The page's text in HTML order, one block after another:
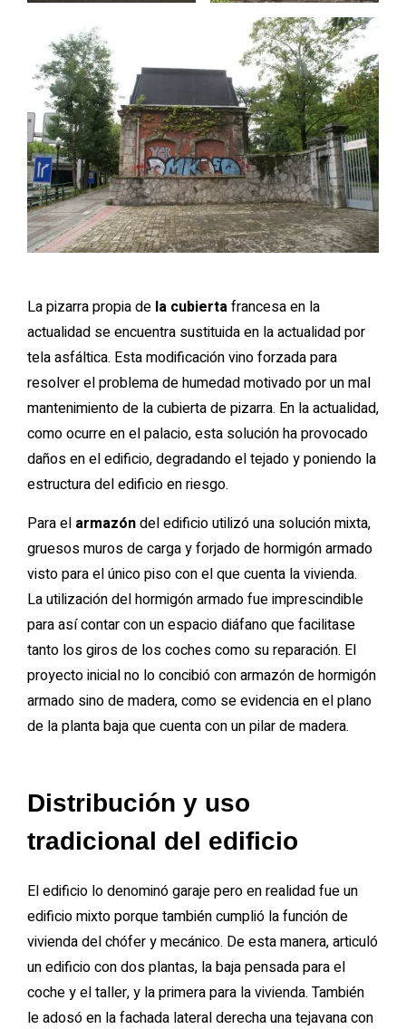
La pizarra propia de la cubiertafrancesa en la
actualidad se encuentra sustituida en la actualidad por
tela asfáltica. Esta modificación vino forzada para
resolver el problema de humedad motivado por un mal
mantenimiento de la cubierta de pizarra. En la actualidad,
como ocurre en el palacio, esta solución ha provocado
daños en el edificio, degradando el tejado y poniendo la
estructura del edificio en riesgo.
Para el armazóndel edificio utilizó una solución mixta,
gruesos muros de carga y forjado de hormigón armado
visto para el único piso con el que cuenta la vivienda.
La utilización del hormigón armado fue imprescindible
para así contar con un espacio diáfano que facilitase
tanto los giros de los coches como su reparación. El
proyecto inicial no lo concibió con armazón de hormigón
armado sino de madera, como se evidencia en el plano
de la planta baja que cuenta con un pilar de madera.
Distribución y uso
tradicional del edificio
El edificio lo denominó garaje pero en realidad fue un
edificio mixto porque también cumplió la función de
vivienda del chófer y mecánico. De esta manera, articuló
un edificio con dos plantas, la baja pensada para el
coche y el taller, y la primera para la vivienda. También
le adosó en la fachada lateral derecha una tejavana con